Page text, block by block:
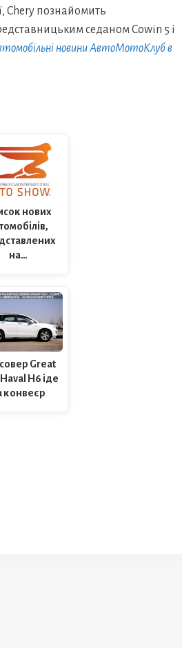
Chery познайомить
седаном Cowin 5 і
новини АвтоМотоКлуб в
нових
на…
Great
H6 іде
конвеєр